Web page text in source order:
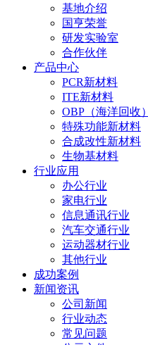
基地介绍
国亨荣誉
研发实验室
合作伙伴
产品中心
PCR新材料
ITE新材料
OBP（海洋回收
特殊功能新材料
合成改性新材料
生物基材料
行业应用
办公行业
家电行业
信息通讯行业
汽车交通行业
运动器材行业
其他行业
成功案例
新闻资讯
公司新闻
行业动态
常见问题